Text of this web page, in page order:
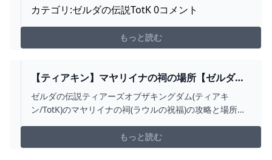
攻略まとめ速報
カテゴリ:ゼルダの伝説TotK 0コメント
もっと読む
【ティアキン】マヤリイナの祠の場所【ゼルダの
伝説ティアーズオブザキングダム】 - SAMURAI
GAMERS
ゼルダの伝説ティアーズオブザキングダム(ティアキ
ン/TotK)のマヤリイナの祠(ラウルの祝福)の攻略と場所を
順、謎解きの答え、入手できる宝箱・アイテムなどもま
とめているので参考にしてください。
もっと読む